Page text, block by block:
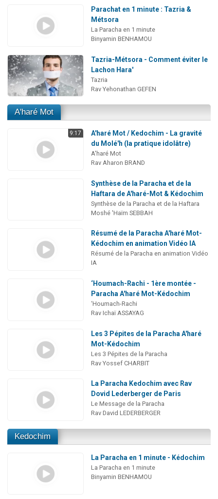
Parachat en 1 minute : Tazria &
Métsora
La Paracha en 1 minute
Binyamin BENHAMOU
Tazria-Métsora - Comment éviter le
Lachon Hara'
Tazria
Rav Yehonathan GEFEN
A'haré Mot
9:17
A'haré Mot / Kedochim - La gravité
du Molé'h (la pratique idolâtre)
A'haré Mot
Rav Aharon BRAND
Synthèse de la Paracha et de la
Haftara de A'haré-Mot & Kédochim
Synthèse de la Paracha et de la Haftara
Moshé 'Haïm SEBBAH
Résumé de la Paracha A'haré Mot-
Kédochim en animation Vidéo IA
Résumé de la Paracha en animation Vidéo
IA
‘Houmach-Rachi - 1ère montée -
Paracha A'haré Mot-Kédochim
‘Houmach-Rachi
Rav Ichaï ASSAYAG
Les 3 Pépites de la Paracha A'haré
Mot-Kédochim
Les 3 Pépites de la Paracha
Rav Yossef CHARBIT
La Paracha Kedochim avec Rav
Dovid Lederberger de Paris
Le Message de la Paracha
Rav David LEDERBERGER
Kedochim
La Paracha en 1 minute - Kédochim
La Paracha en 1 minute
Binyamin BENHAMOU